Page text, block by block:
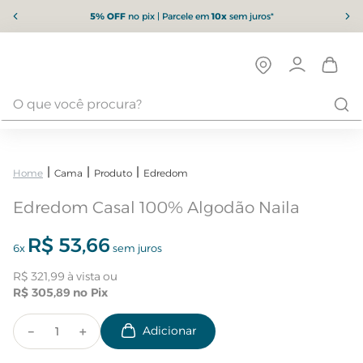
5% OFFno pix | Parcele em10xsem juros*
Cama Produto Edredom
Edredom Casal 100% Algodão Naila
6x R$ 53,66 sem juros
R$ 321,99
R$ 305,89
＋
－